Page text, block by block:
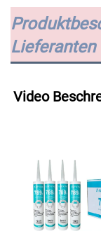
Lieferanten
Video